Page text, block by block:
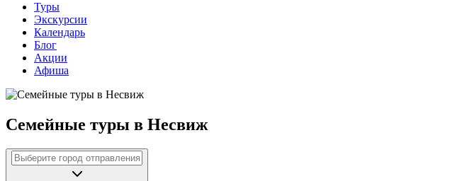
Туры
Экскурсии
Календарь
Блог
Акции
Афиша
Семейные туры в Несвиж